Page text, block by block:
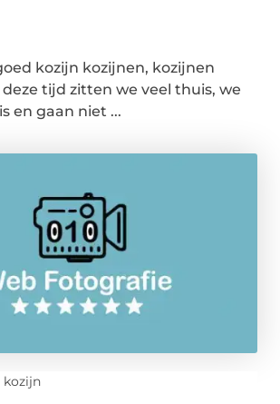
kozijn kozijnen, kozijnen
tijd zitten we veel thuis, we
en gaan niet ...
kozijn